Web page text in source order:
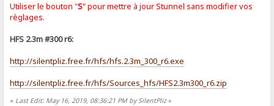
Utiliser le bouton "S" pour mettre à jour Stunnel sans modifier vos
règlages.
HFS 2.3m #300 r6:
http://silentpliz.free.fr/hfs/hfs.2.3m_300_r6.exe
http://silentpliz.free.fr/hfs/Sources_hfs/HFS2.3m300_r6.zip
« Last Edit: May 16, 2019, 08:36:21 PM by SilentPliz»